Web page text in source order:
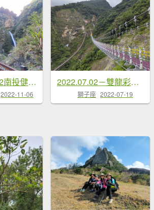
雙龍瀑布(2022南投健行節)
2022-11-06
2022.07.02－雙龍彩虹吊橋
獅子座 2022-07-19